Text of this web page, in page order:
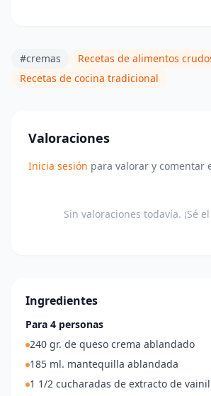
#cremas
Recetas de alimentos
Recetas de cocina tradicional
Valoraciones
Inicia sesión para valorar y comentar
Sin valoraciones todavía. ¡Sé
Ingredientes
Para 4 personas
240 gr. de queso crema ablandado
185 ml. mantequilla ablandada
1 1/2 cucharadas de extracto de